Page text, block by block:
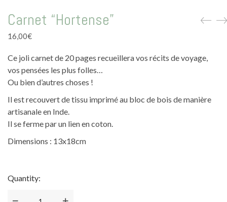
Carnet “Hortense”
16,00€
Ce joli carnet de 20 pages recueillera vos récits de voyage,
vos pensées les plus folles…
Ou bien d’autres choses !
Il est recouvert de tissu imprimé au bloc de bois de manière
artisanale en Inde.
Il se ferme par un lien en coton.
Dimensions : 13x18cm
Quantity: